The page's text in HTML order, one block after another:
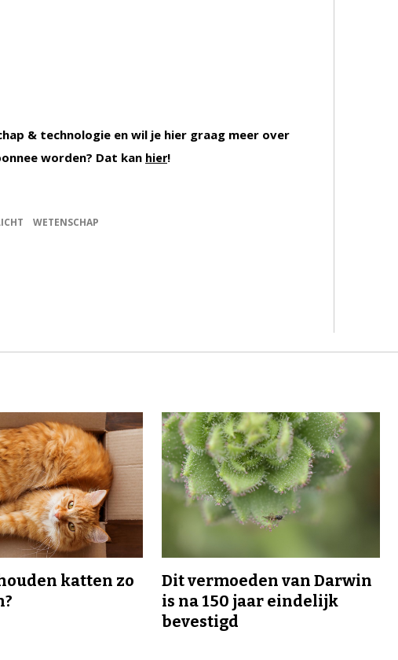
& technologie en wil je hier graag meer over
worden? Dat kan hier!
WETENSCHAP
katten zo
Dit vermoeden van Darwin
is na 150 jaar eindelijk
bevestigd